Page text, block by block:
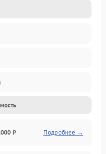
оптики
₽ Подробнее →